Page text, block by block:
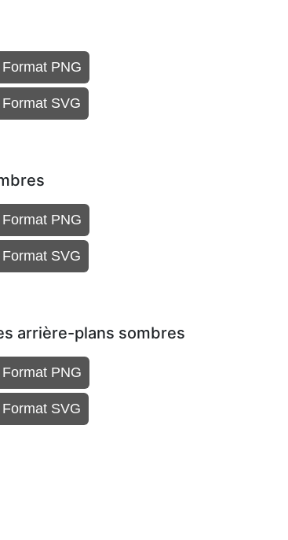
Format PNG
Format SVG
Format PNG
Format SVG
arrière-plans sombres
Format PNG
Format SVG